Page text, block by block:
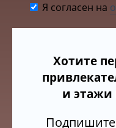
Я согласен на
Хотите
и этажи